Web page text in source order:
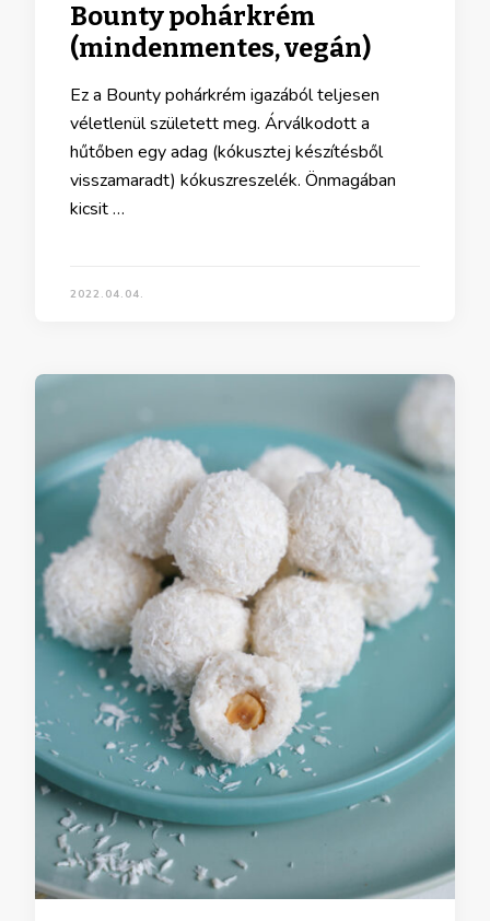
Bounty pohárkrém
(mindenmentes, vegán)
Ez a Bounty pohárkrém igazából teljesen
véletlenül született meg. Árválkodott a
hűtőben egy adag (kókusztej készítésből
visszamaradt) kókuszreszelék. Önmagában
kicsit …
2022.04.04.